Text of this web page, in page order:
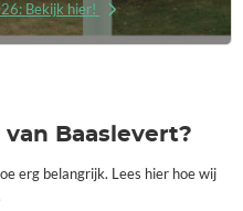
Bekijk hier!
Baaslevert?
erg belangrijk. Lees hier hoe wij